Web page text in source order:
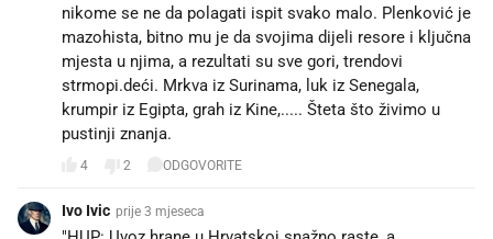
nikome se ne da polagati ispit svako malo. Plenković je
mazohista, bitno mu je da svojima dijeli resore i ključna
mjesta u njima, a rezultati su sve gori, trendovi
strmopi.deći. Mrkva iz Surinama, luk iz Senegala,
krumpir iz Egipta, grah iz Kine,..... Šteta što živimo u
pustinji znanja.
4 2 ODGOVORITE
Ivo Ivic prije 3 mjeseca